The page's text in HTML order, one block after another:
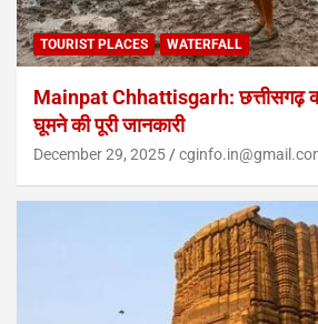
TOURIST PLACES WATERFALL
Mainpat Chhattisgarh: छत्तीसगढ़
घूमने की पूरी जानकारी
December 29, 2025